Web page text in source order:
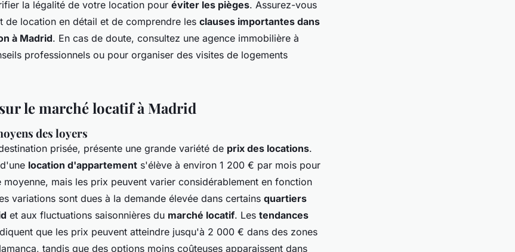
la légalité de votre location pour éviter les pièges. Assurez-vous
de location en détail et de comprendre les clauses importantes dans
à Madrid. En cas de doute, consultez une agence immobilière à
professionnels ou pour organiser des visites de logements
le marché locatif à Madrid
des loyers
prisée, présente une grande variété de prix des locations.
location d'appartement s'élève à environ 1 200 € par mois pour
moyenne, mais les prix peuvent varier considérablement en fonction
variations sont dues à la demande élevée dans certains quartiers
et aux fluctuations saisonnières du marché locatif. Les tendances
que les prix peuvent atteindre jusqu'à 2 000 € dans des zones
tandis que des options moins coûteuses apparaissent dans